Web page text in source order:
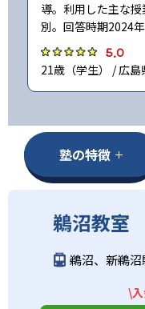
導。利用した主な
別。回答時期2024年
5.0
21歳（学生） / 広島
塾の特徴
鵜沼教室
鵜沼、新鵜沼
\